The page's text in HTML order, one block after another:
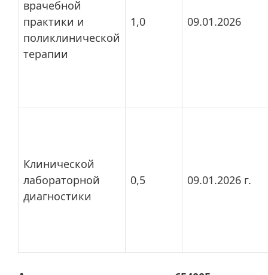
врачебной
практики и
поликлинической
терапии
1,0 09.01.2026
Клинической
лабораторной
диагностики
0,5 09.01.2026 г.